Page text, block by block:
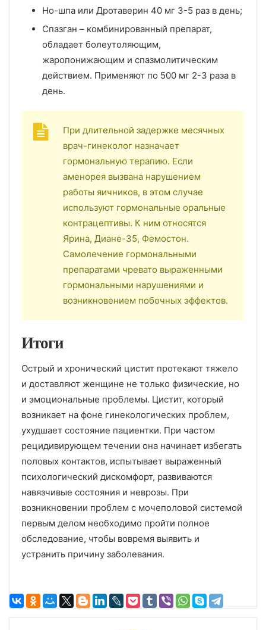
Но-шпа или Дротаверин 40 мг 3-5 раз в день;
Спазган – комбинированный препарат,
обладает болеутоляющим,
жаропонижающим и спазмолитическим
действием. Применяют по 500 мг 2-3 раза в
день.
При длительной задержке месячных
врач-гинеколог назначает
гормональную терапию. Если
аменорея вызвана нарушением
работы яичников, в этом случае
используют гормональные оральные
контрацептивы. К ним относятся
Ярина, Диане-35, Фемостон.
Самолечение гормональными
препаратами чревато выраженными
гормональными нарушениями и
возникновением побочных эффектов.
Итоги
Острый и хронический цистит протекают тяжело
и доставляют женщине не только физические, но
и эмоциональные проблемы. Цистит, который
возникает на фоне гинекологических проблем,
ухудшает состояние пациентки. При частом
рецидивирующем течении она начинает избегать
половых контактов, испытывает выраженный
психологический дискомфорт, развиваются
навязчивые состояния и неврозы. При
возникновении проблем с мочеполовой системой
первым делом необходимо пройти полное
обследование, чтобы вовремя выявить и
устранить причину заболевания.